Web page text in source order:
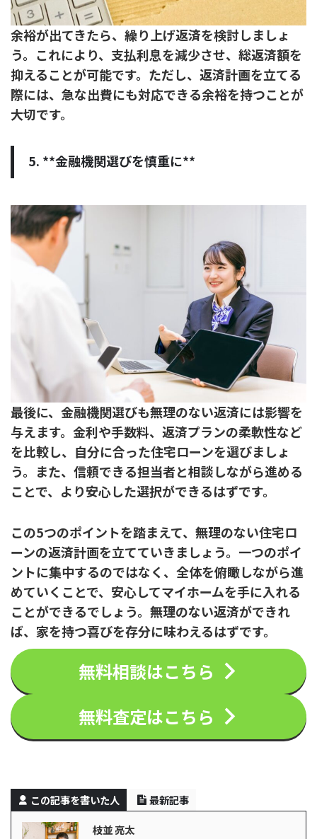
余裕が出てきたら、繰り上げ返済を検討しましょ
う。これにより、支払利息を減少させ、総返済額を
抑えることが可能です。ただし、返済計画を立てる
際には、急な出費にも対応できる余裕を持つことが
大切です。
5. **金融機関選びを慎重に**
最後に、金融機関選びも無理のない返済には影響を
与えます。金利や手数料、返済プランの柔軟性など
を比較し、自分に合った住宅ローンを選びましょ
う。また、信頼できる担当者と相談しながら進める
ことで、より安心した選択ができるはずです。
この5つのポイントを踏まえて、無理のない住宅ロ
ーンの返済計画を立てていきましょう。一つのポイ
ントに集中するのではなく、全体を俯瞰しながら進
めていくことで、安心してマイホームを手に入れる
ことができるでしょう。無理のない返済ができれ
ば、家を持つ喜びを存分に味わえるはずです。
無料相談はこちら
無料査定はこちら
この記事を書いた人
最新記事
枝並 亮太